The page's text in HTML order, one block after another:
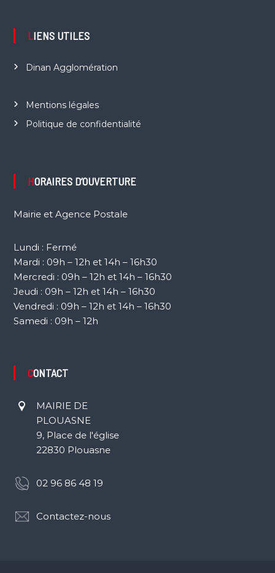
LIENS UTILES
Dinan Agglomération
Mentions légales
Politique de confidentialité
HORAIRES D’OUVERTURE
Mairie et Agence Postale
Lundi : Fermé
Mardi : 09h – 12h et 14h – 16h30
Mercredi : 09h – 12h et 14h – 16h30
Jeudi : 09h – 12h et 14h – 16h30
Vendredi : 09h – 12h et 14h – 16h30
Samedi : 09h – 12h
CONTACT
MAIRIE DE
PLOUASNE
9, Place de l'église
22830 Plouasne
02 96 86 48 19
Contactez-nous